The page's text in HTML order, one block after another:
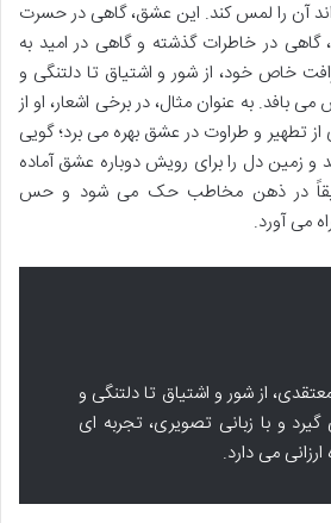
آن را لمس کند. این عشق، گاهی در حسرت
گاهی در خاطرات گذشته و گاهی در امید به
خاص خود، از شور و اشتیاق تا دلتنگی و
بافد. به عنوان مثال، در برخی اشعار، او از
از تطهیر و طراوت در عشق بهره می برد؛ گویی
و زمین دل را برای رویش دوباره عشق آماده
در ذهن مخاطب حک می شود و حس
می آورد.
از شور و اشتیاق تا دلتنگی و
و با زبانی تصویری، تجربه ای
می دارد.